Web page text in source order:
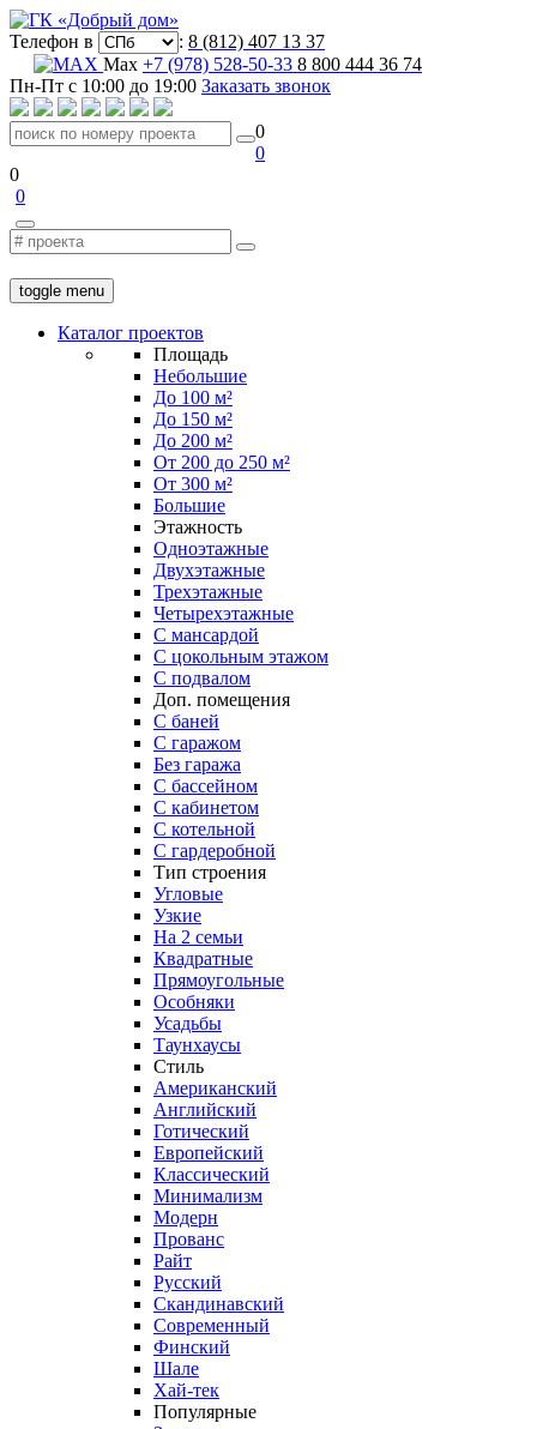
Телефон в : 8 (812) 407 13 37
Max +7 (978) 528-50-33 8 800 444 36 74
Пн-Пт с 10:00 до 19:00 Заказать звонок
0
0
0
0
toggle menu
Каталог проектов
Площадь
Небольшие
До 100 м²
До 150 м²
До 200 м²
От 200 до 250 м²
От 300 м²
Большие
Этажность
Одноэтажные
Двухэтажные
Трехэтажные
Четырехэтажные
С мансардой
С цокольным этажом
С подвалом
Доп. помещения
С баней
С гаражом
Без гаража
С бассейном
С кабинетом
С котельной
С гардеробной
Тип строения
Угловые
Узкие
На 2 семьи
Квадратные
Прямоугольные
Особняки
Усадьбы
Таунхаусы
Стиль
Американский
Английский
Готический
Европейский
Классический
Минимализм
Модерн
Прованс
Райт
Русский
Скандинавский
Современный
Финский
Шале
Хай-тек
Популярные